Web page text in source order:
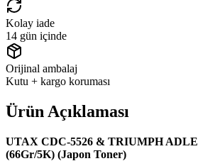
Kolay iade
14 gün içinde
Orijinal ambalaj
Kutu + kargo koruması
Ürün Açıklaması
UTAX CDC-5526 & TRIUMPH
(66Gr/5K) (Japon Toner)